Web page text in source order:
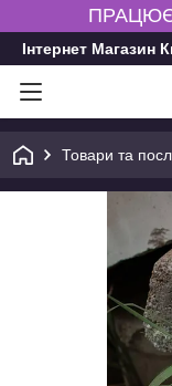
Інтернет Магазин
Товари та